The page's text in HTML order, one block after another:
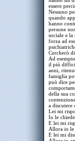
essere
Nessuno
quando
hanno
persone
sociale e la
forza ad
Cercherò
Ad
il più
anni,
famiglia
può dire
della sua
a discutere
Lei mi
Io le
E lei mi
Allora io le
E lei mi